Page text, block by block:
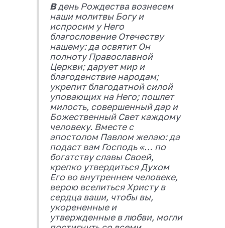
Вдень Рождества вознесем
наши молитвы Богу и
испросим у Него
благословение Отечеству
нашему: да освятит Он
полноту Православной
Церкви; дарует мир и
благоденствие народам;
укрепит благодатной силой
уповающих на Него; пошлет
милость, совершенный дар и
Божественный Свет каждому
человеку. Вместе с
апостолом Павлом желаю: да
подаст вам Господь «… по
богатству славы Своей,
крепко утвердиться Духом
Его во внутреннем человеке,
верою вселиться Христу в
сердца ваши, чтобы вы,
укорененные и
утвержденные в любви, могли